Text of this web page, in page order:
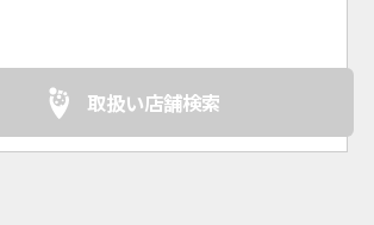
ショップ、映画館、書店、レンタ
ルショップ等取扱い店舗検索